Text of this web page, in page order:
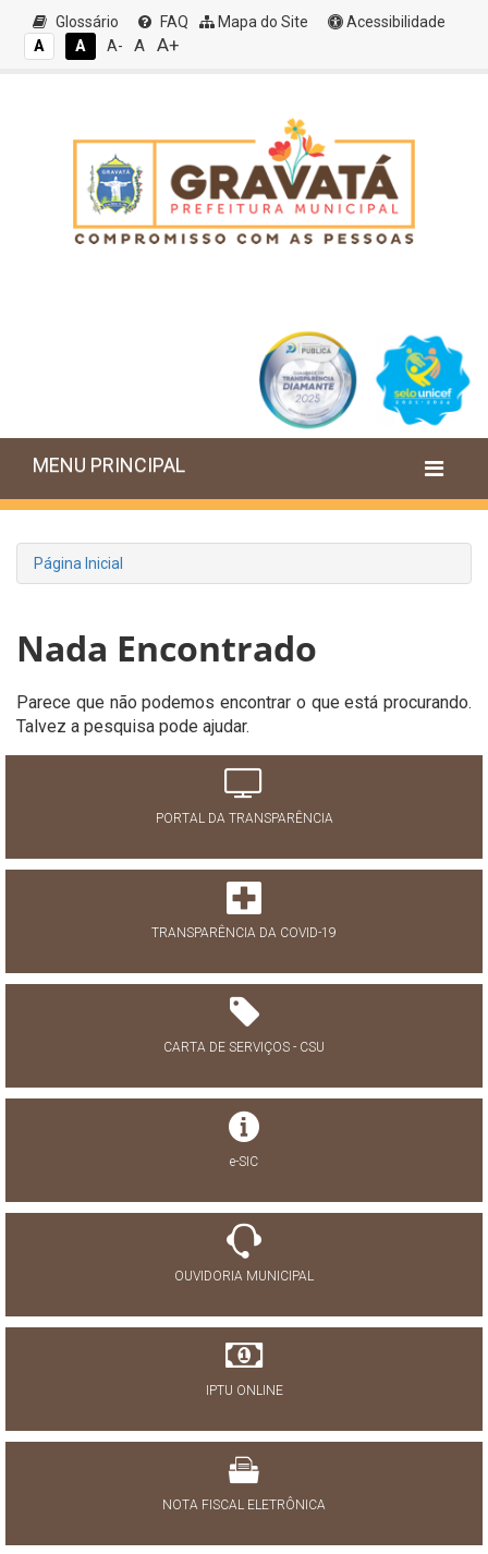
Glossário FAQ Mapa do Site
Acessibilidade
A
A A- A A+
MENU PRINCIPAL
Página Inicial
Nada Encontrado
Parece que não podemos encontrar o que está procurando.
Talvez a pesquisa pode ajudar.
PORTAL DA TRANSPARÊNCIA
TRANSPARÊNCIA DA COVID-19
CARTA DE SERVIÇOS - CSU
e-SIC
OUVIDORIA MUNICIPAL
IPTU ONLINE
NOTA FISCAL ELETRÔNICA